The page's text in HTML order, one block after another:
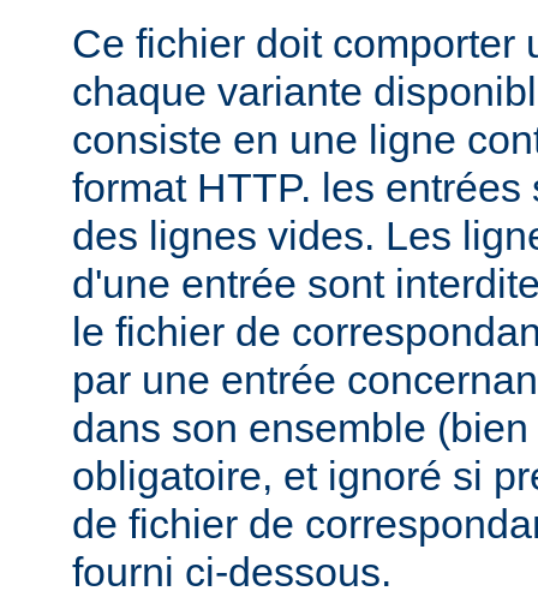
Ce fichier doit comporter
chaque variante
consiste en une ligne
format HTTP. les
des lignes vides. Les
d'une entrée sont
le fichier de
par une entrée
dans son ensemble
obligatoire, et ignoré si
de fichier de
fourni ci-dessous.